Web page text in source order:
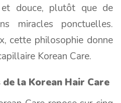
et douce, plutôt que de
miracles ponctuelles.
cette philosophie donne
Korean Care.
la Korean Hair Care